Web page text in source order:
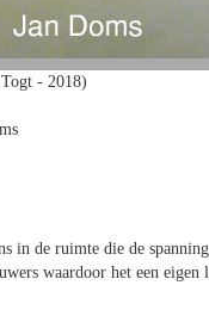
- 2018)
in de ruimte die de
waardoor het een